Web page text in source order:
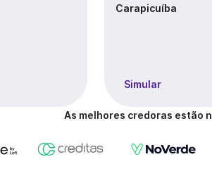
Carapicuíba
Simular
As melhores credoras estão